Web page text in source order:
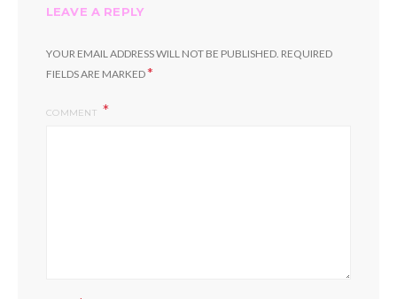
LEAVE A REPLY
YOUR EMAIL ADDRESS WILL NOT BE PUBLISHED. REQUIRED
FIELDS ARE MARKED*
COMMENT